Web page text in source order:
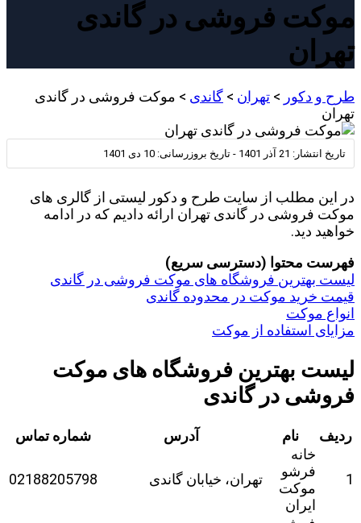
موکت فروشی در گاندی
تهران
طرح و دکور > تهران > گاندی > موکت فروشی در گاندی
تهران
تاریخ انتشار: 21 آذر 1401 - تاریخ بروزرسانی: 10 دی 1401
در این مطلب از سایت طرح و دکور لیستی از گالری های
موکت فروشی در گاندی تهران ارائه دادیم که در ادامه
خواهید دید.
فهرست محتوا (دسترسی سریع)
لیست بهترین فروشگاه های موکت فروشی در گاندی
قیمت خرید موکت در محدوده گاندی
انواع موکت
مزایای استفاده از موکت
لیست بهترین فروشگاه های موکت
فروشی در گاندی
ردیف نام آدرس شماره تماس
1
خانه
فرشو
موکت
ایران
تهران، خیابان گاندی 02188205798